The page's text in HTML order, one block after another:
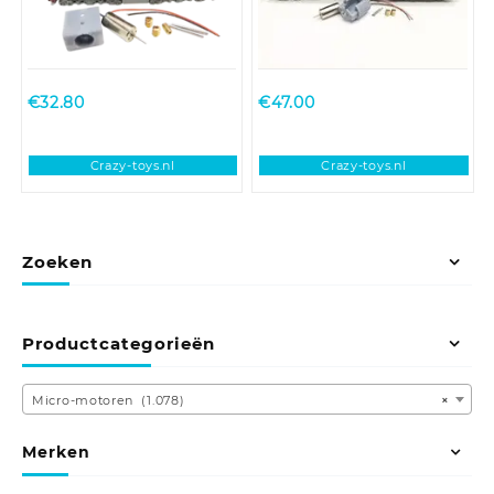
€32.80
Crazy-toys.nl
€47.00
Crazy-toys.nl
Zoeken
Productcategorieën
×
Micro-motoren (1.078)
Merken